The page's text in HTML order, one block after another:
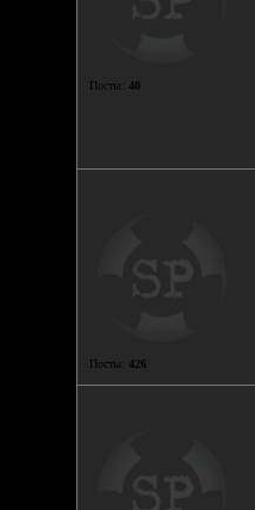
Посты: 40
Посты: 426